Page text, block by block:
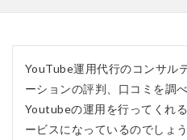
YouTube運用代行のコンサル
ーションの評判、口コミを調べ
Youtubeの運用を行ってくれ
ービスになっているのでしょう